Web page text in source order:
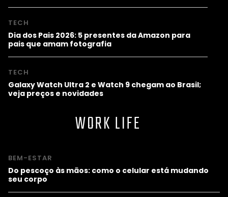
TECH
Dia dos Pais 2026: 5 presentes da Amazon para
pais que amam fotografia
TECH
Galaxy Watch Ultra 2 e Watch 9 chegam ao Brasil;
veja preços e novidades
WORK LIFE
BEM-ESTAR
Do pescoço às mãos: como o celular está mudando
seu corpo